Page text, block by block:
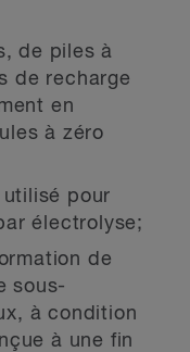
de piles à
de recharge
en
à zéro
pour
électrolyse;
de
sous-
à condition
à une fin